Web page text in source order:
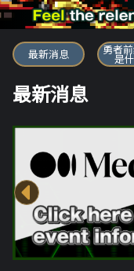
勇者前线英
最新消息 勇者
是
最新消息